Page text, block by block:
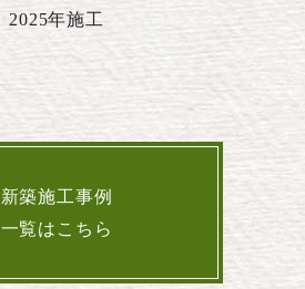
2025年施工
新築施工事例
一覧はこちら